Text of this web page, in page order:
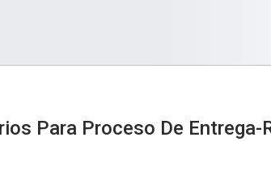
Para Proceso De Entrega-